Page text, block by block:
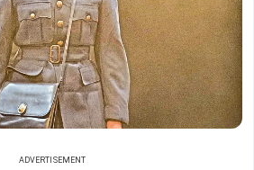
ADVERTISEMENT